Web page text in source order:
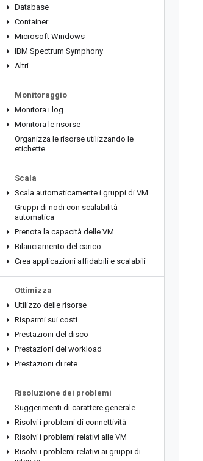
Database
Container
Microsoft Windows
IBM Spectrum Symphony
Altri
Monitoraggio
Monitora i log
Monitora le risorse
Organizza le risorse utilizzando le
etichette
Scala
Scala automaticamente i gruppi di VM
Gruppi di nodi con scalabilità
automatica
Prenota la capacità delle VM
Bilanciamento del carico
Crea applicazioni affidabili e scalabili
Ottimizza
Utilizzo delle risorse
Risparmi sui costi
Prestazioni del disco
Prestazioni del workload
Prestazioni di rete
Risoluzione dei problemi
Suggerimenti di carattere generale
Risolvi i problemi di connettività
Risolvi i problemi relativi alle VM
Risolvi i problemi relativi ai gruppi di